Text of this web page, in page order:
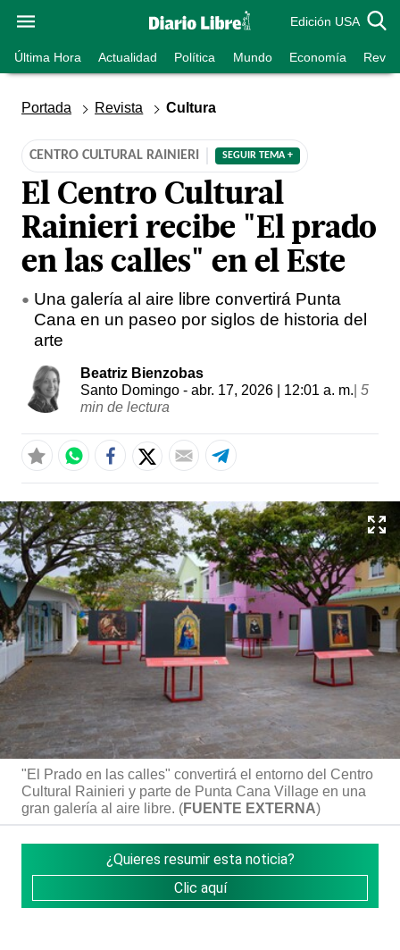
Edición USA
Última Hora Actualidad Política Mundo Economía
Portada Revista Cultura
CENTRO CULTURAL RAINIERI SEGUIR TEMA +
El Centro Cultural
Rainieri recibe "El prado
en las calles" en el Este
Una galería al aire libre convertirá Punta
Cana en un paseo por siglos de historia del
arte
Beatriz Bienzobas
Santo Domingo - abr. 17, 2026 | 12:01 a. m. 5
min de lectura
"El Prado en las calles" convertirá el entorno del Centro
Cultural Rainieri y parte de Punta Cana Village en una
gran galería al aire libre. (FUENTE EXTERNA)
¿Quieres resumir esta noticia?
Clic aquí